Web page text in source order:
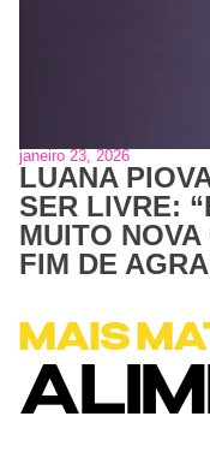
janeiro 23, 2026
LUANA
SER LIVRE:
MUITO
FIM DE
MAIS